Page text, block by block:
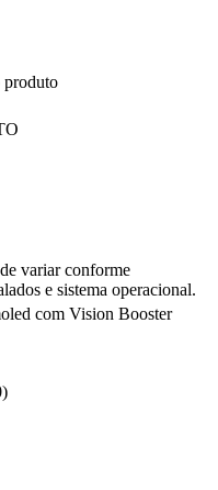
produto
variar conforme
e sistema operacional.
com Vision Booster